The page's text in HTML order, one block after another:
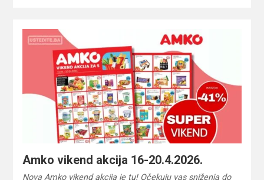
Amko vikend akcija 16-20.4.2026.
Nova Amko vikend akcija je tu! Očekuju vas sniženja do